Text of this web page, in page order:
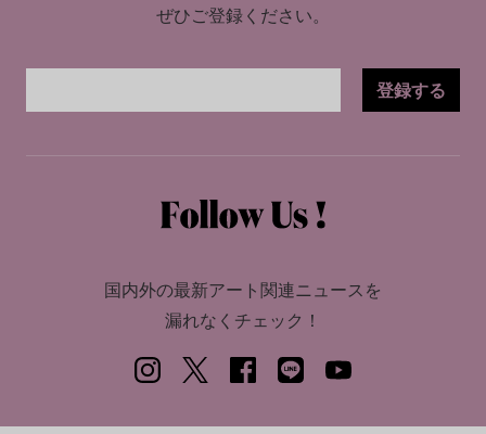
ぜひご登録ください。
登録する
国内外の最新アート関連ニュースを
漏れなくチェック！